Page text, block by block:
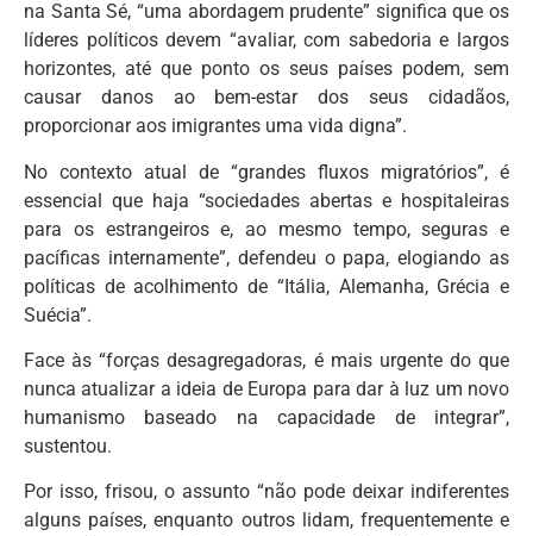
na Santa Sé, “uma abordagem prudente” significa que os
líderes políticos devem “avaliar, com sabedoria e largos
horizontes, até que ponto os seus países podem, sem
causar danos ao bem-estar dos seus cidadãos,
proporcionar aos imigrantes uma vida digna”.
No contexto atual de “grandes fluxos migratórios”, é
essencial que haja “sociedades abertas e hospitaleiras
para os estrangeiros e, ao mesmo tempo, seguras e
pacíficas internamente”, defendeu o papa, elogiando as
políticas de acolhimento de “Itália, Alemanha, Grécia e
Suécia”.
Face às “forças desagregadoras, é mais urgente do que
nunca atualizar a ideia de Europa para dar à luz um novo
humanismo baseado na capacidade de integrar”,
sustentou.
Por isso, frisou, o assunto “não pode deixar indiferentes
alguns países, enquanto outros lidam, frequentemente e